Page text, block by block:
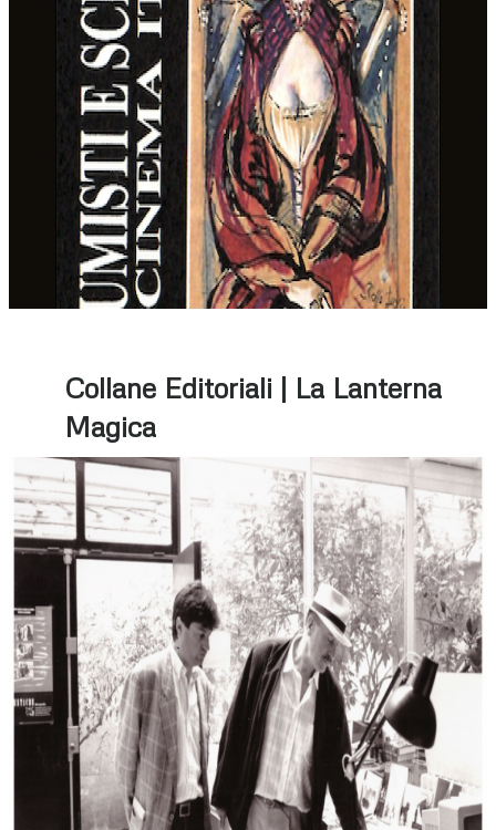
Collane Editoriali | La Lanterna
Magica